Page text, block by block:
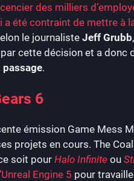
des milliers
été contraint de mettre à
le journaliste Jeff Grubb,
cette décision et a
.
6
émission Game Mess
projets en cours. The
soit pourHalo Infinite ou
Engine 5 pour